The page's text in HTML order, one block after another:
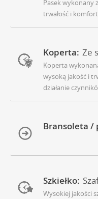
Pasek wykonany
trwałość i
Koperta: Ze
Koperta
wysoką jakość i
działanie
Bransoleta /
Szkiełko:
Wysokiej jakości